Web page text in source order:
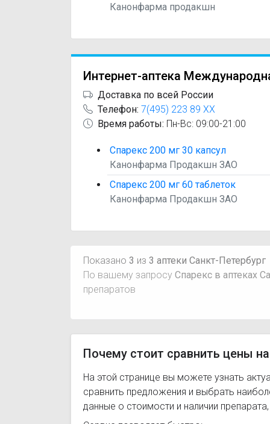
Канонфарма продакшн
Интернет-аптека
Доставка по всей России
Телефон: 7(495) 223 89 XX
Время работы: Пн-Вс: 09:00-21:00
Спарекс 200 мг 30 капсул
Канонфарма Продакшн ЗАО
Спарекс 200 мг 60 таблеток
Канонфарма Продакшн ЗАО
Показано 3 из 3 аптеки Санкт-Петербург
По вашему запросу Спарекс в аптеках
препаратов
Почему стоит сравнить цены
На этой странице вы можете узнать
сравнить предложения и выбрать
данные о стоимости и наличии